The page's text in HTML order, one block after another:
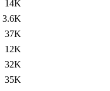
14K
3.6K
37K
12K
32K
35K